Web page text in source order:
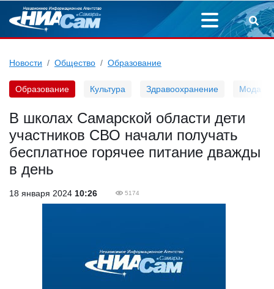
Новости Общество Образование
Образование Культура Здравоохранение Мода
В школах Самарской области дети
участников СВО начали получать
бесплатное горячее питание дважды
в день
18 января 2024 10:26 5174